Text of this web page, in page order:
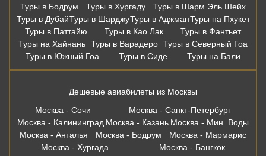
Туры в Бодрум
Туры в Хургаду
Туры в Шарм Эль Шейх
Туры в ДубайТуры в ШарджуТуры в АджманТуры на Пхукет
Туры в Паттайю
Туры в Као Лак
Туры в Фантьет
Туры на Хайнань Туры в Варадеро Туры в Северный Гоа
Туры в Южный Гоа
Туры в Сиде Туры на Бали
Дешевые авиабилеты из Москвы
Москва - Сочи
Москва - Санкт-Петербург
Москва - Калининград Москва - Казань Москва - Мин. Воды
Москва - Анталья
Москва - Бодрум
Москва - Мармарис
Москва - Хургада
Москва - Бангкок